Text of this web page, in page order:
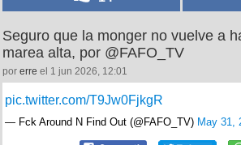
Seguro que la monger no vuelve a
marea alta, por @FAFO_TV
por erre el 1 jun 2026, 12:01
pic.twitter.com/T9Jw0FjkgR
— Fck Around N Find Out (@FAFO_TV) May 31,